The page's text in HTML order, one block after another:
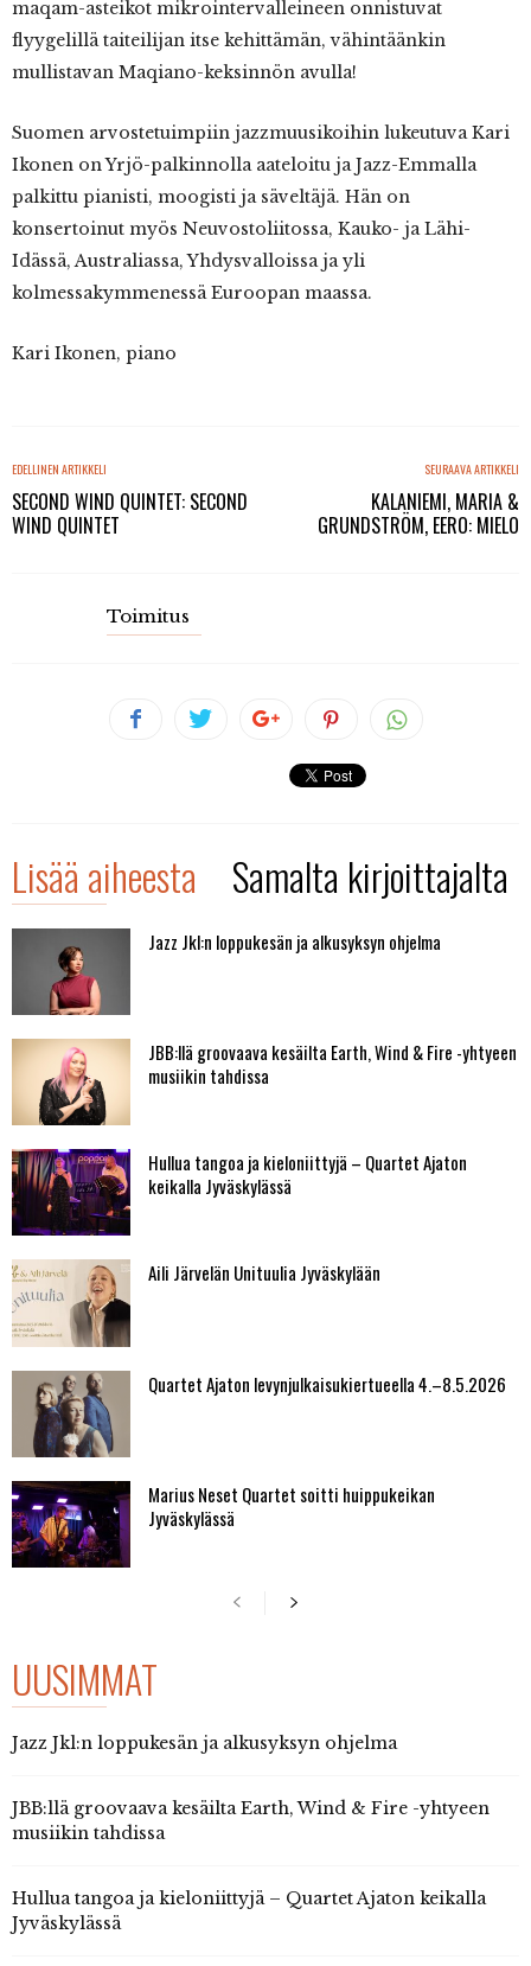
maqam-asteikot mikrointervalleineen onnistuvat
flyygelillä taiteilijan itse kehittämän, vähintäänkin
mullistavan Maqiano-keksinnön avulla!
Suomen arvostetuimpiin jazzmuusikoihin lukeutuva Kari
Ikonen on Yrjö-palkinnolla aateloitu ja Jazz-Emmalla
palkittu pianisti, moogisti ja säveltäjä. Hän on
konsertoinut myös Neuvostoliitossa, Kauko- ja Lähi-
Idässä, Australiassa, Yhdysvalloissa ja yli
kolmessakymmenessä Euroopan maassa.
Kari Ikonen, piano
EDELLINEN ARTIKKELI
SECOND WIND QUINTET: SECOND
WIND QUINTET
SEURAAVA ARTIKKELI
KALANIEMI, MARIA &
GRUNDSTRÖM, EERO: MIELO
Toimitus
Lisää aiheesta Samalta kirjoittajalta
Jazz Jkl:n loppukesän ja alkusyksyn ohjelma
JBB:llä groovaava kesäilta Earth, Wind & Fire -yhtyeen
musiikin tahdissa
Hullua tangoa ja kieloniittyjä – Quartet Ajaton
keikalla Jyväskylässä
Aili Järvelän Unituulia Jyväskylään
Quartet Ajaton levynjulkaisukiertueella 4.–8.5.2026
Marius Neset Quartet soitti huippukeikan
Jyväskylässä
UUSIMMAT
Jazz Jkl:n loppukesän ja alkusyksyn ohjelma
JBB:llä groovaava kesäilta Earth, Wind & Fire -yhtyeen
musiikin tahdissa
Hullua tangoa ja kieloniittyjä – Quartet Ajaton keikalla
Jyväskylässä